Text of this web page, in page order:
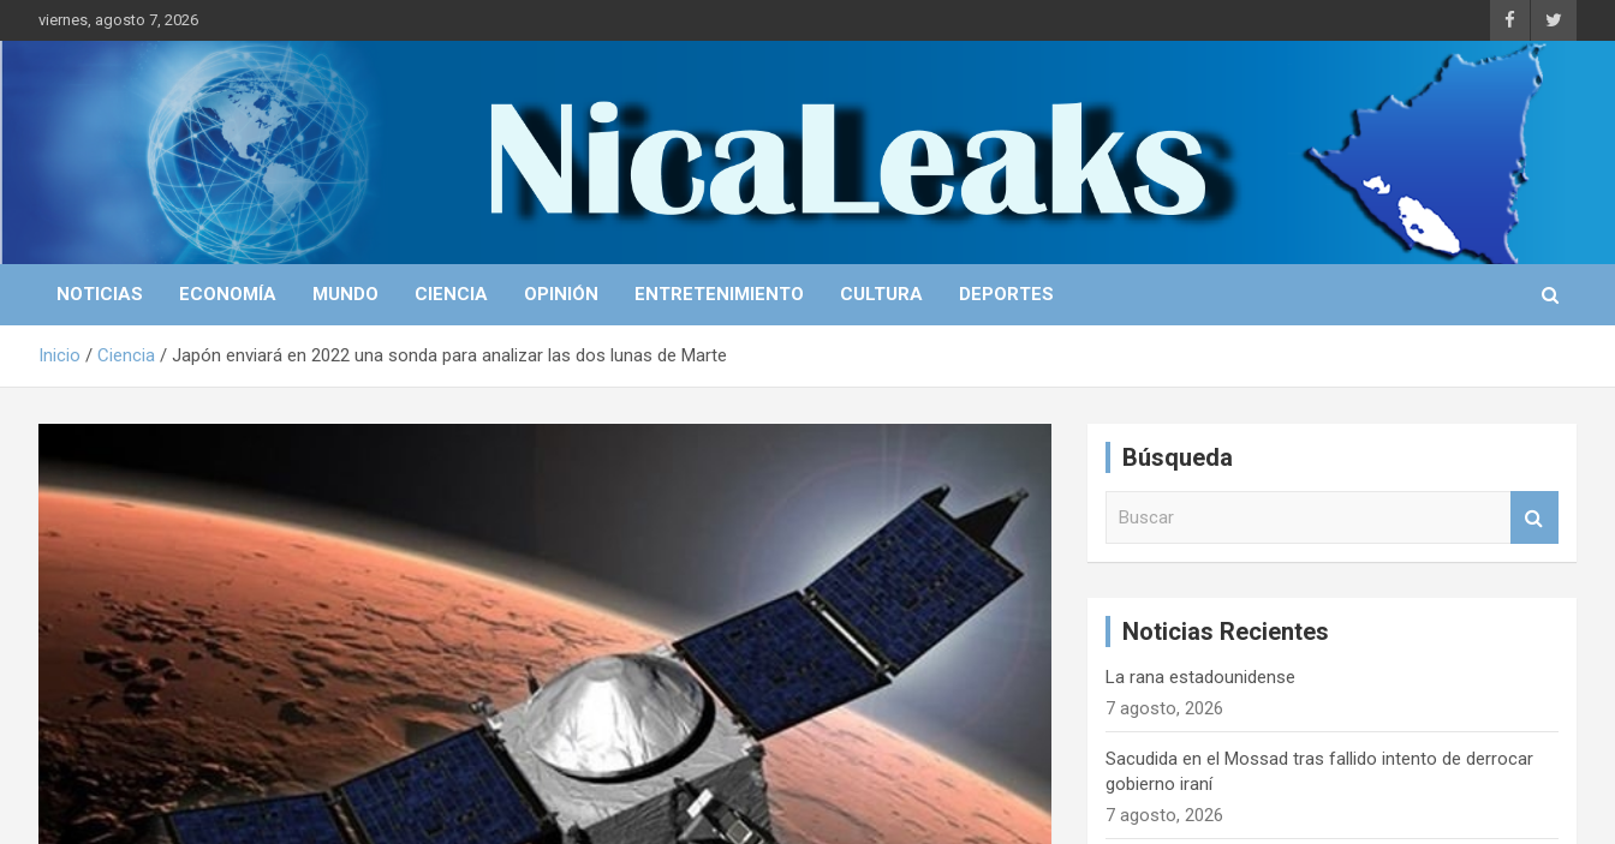
a
n
d
viernes, agosto 7, 2026
NICALEAKS
Portal de Noticias
NOTICIAS ECONOMÍA MUNDO CIENCIA OPINIÓN ENTRETENIMIENTO CULTURA DEPORTES
Inicio Ciencia Japón enviará en 2022 una sonda para analizar las dos lunas de Marte
Búsqueda
Noticias Recientes
La rana estadounidense
7 agosto, 2026
Sacudida en el Mossad tras fallido intento de derrocar
gobierno iraní
7 agosto, 2026